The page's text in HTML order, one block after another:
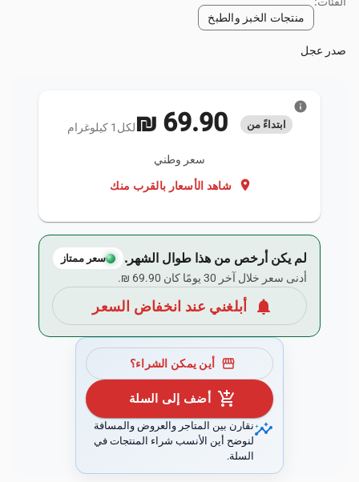
منتجات الخبز والطبخ
صدر عجل
ابتداءً من ‏69.90 ₪ لكل1 كيلوغرام
سعر وطني
location_on شاهد الأسعار بالقرب منك
info
لم يكن أرخص من هذا طوال الشهر. سعر ممتاز
أدنى سعر خلال آخر 30 يومًا كان ‏69.90 ₪.
notifications أبلغني عند انخفاض السعر
storefront أين يمكن الشراء؟
add_shopping_cart أضف إلى السلة
insightsنقارن بين المتاجر والعروض والمسافة
لنوضح أين الأنسب شراء المنتجات في
السلة.